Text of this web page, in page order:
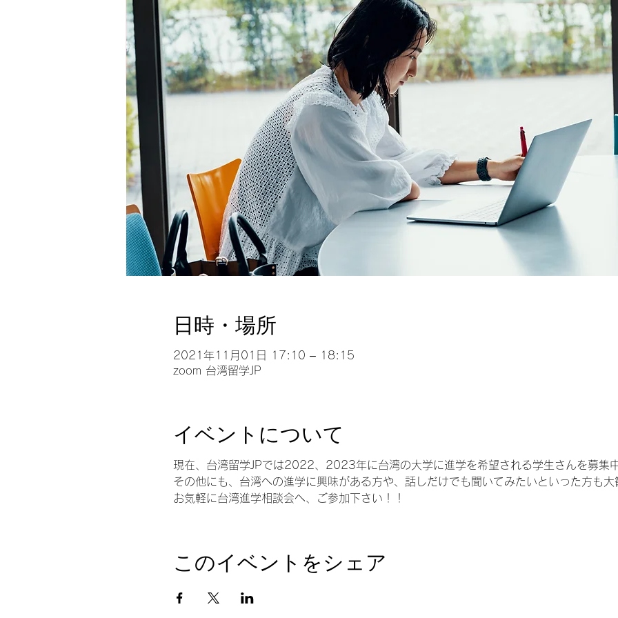
日時・場所
2021年11月01日 17:10 – 18:15
zoom 台湾留学JP
イベントについて
現在、台湾留学JPでは2022、2023年に台湾の大学に進学を希望される学生さんを募集中
その他にも、台湾への進学に興味がある方や、話しだけでも聞いてみたいといった方も大
お気軽に台湾進学相談会へ、ご参加下さい！！
このイベントをシェア